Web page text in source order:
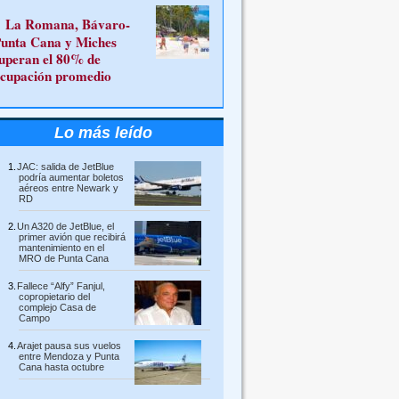
La Romana, Bávaro-
Cana y Miches
el 80% de
promedio
Lo más leído
JAC: salida de JetBlue
podría aumentar boletos
aéreos entre Newark y
RD
Un A320 de JetBlue, el
primer avión que recibirá
mantenimiento en el
MRO de Punta Cana
Fallece “Alfy” Fanjul,
copropietario del
complejo Casa de
Campo
Arajet pausa sus vuelos
entre Mendoza y Punta
Cana hasta octubre